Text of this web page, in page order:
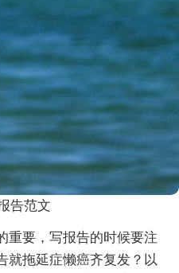
告范文
重要，写报告的时候要注
就拖延症懒癌齐复发？以